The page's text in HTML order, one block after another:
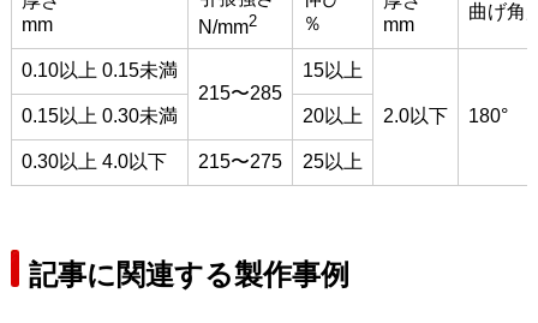
mm
N/mm2
％
mm
曲げ角
0.10以上 0.15未満
215〜285
15以上
2.0以下 180°
0.15以上 0.30未満 20以上
0.30以上 4.0以下 215〜275 25以上
記事に関連する製作事例